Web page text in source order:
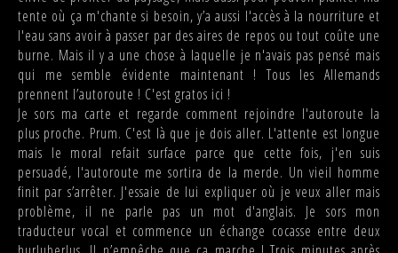
tente où ça m'chante si besoin, y’a aussi l'accès à la nourriture et
l'eau sans avoir à passer par des aires de repos ou tout coûte une
burne. Mais il y a une chose à laquelle je n'avais pas pensé mais
qui me semble évidente maintenant ! Tous les Allemands
prennent l’autoroute ! C'est gratos ici !
Je sors ma carte et regarde comment rejoindre l'autoroute la
plus proche. Prum. C'est là que je dois aller. L'attente est longue
mais le moral refait surface parce que cette fois, j'en suis
persuadé, l'autoroute me sortira de la merde. Un vieil homme
finit par s’arrêter. J'essaie de lui expliquer où je veux aller mais
problème, il ne parle pas un mot d'anglais. Je sors mon
traducteur vocal et commence un échange cocasse entre deux